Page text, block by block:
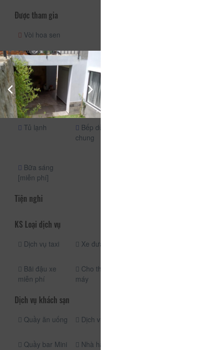
Được tham gia
Vòi hoa sen
Di chuyển
Cung cấp trong phòng
Ăn uống
Tủ lạnh
Bếp dùng
chung
Bữa sáng
[miễn phí]
Tiện nghi
KS Loại dịch vụ
Dịch vụ taxi Xe đưa đón
Bãi đậu xe
miễn phí
Cho thuê xe
máy
Dịch vụ khách sạn
Quầy ăn uống Dịch vụ giặt ủi
Quầy bar Mini
Nhà hàng